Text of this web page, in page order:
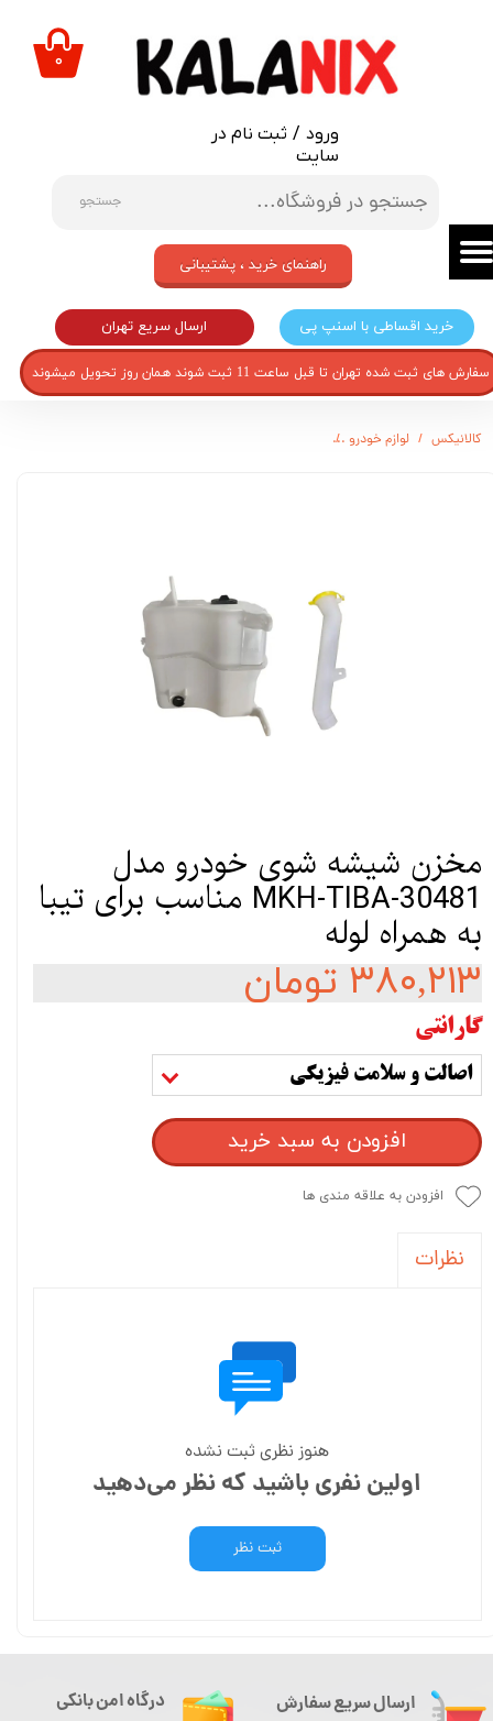
جستجو
ورود / ثبت نام در
سایت
حساب کاربری من
تغییر گذر واژه
خروج از حساب کاربری
۰
خرید اقساطی با اسنپ پی ارسال سریع تهران
راهنمای خرید ، پشتیبانی
سفارش های ثبت شده تهران تا قبل ساعت 11 ثبت شوند همان روز تحویل میشوند
کالانیکس لوازم خودرو
مخزن شیشه شوی خودرو مدل
MKH-TIBA-30481 مناسب برای تیبا
به همراه لوله
۳۸۰,۲۱۳ تومان
گارانتی
اصالت و سلامت فیزیکی
افزودن به سبد خرید
افزودن به علاقه مندی ها
نظرات
هنوز نظری ثبت نشده
اولین نفری باشید که نظر می‌دهید
ثبت نظر
ارسال سریع سفارش درگاه امن بانکی